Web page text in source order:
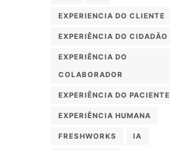
EXPERIENCIA DO CLIENTE
EXPERIÊNCIA DO CIDADÃO
EXPERIÊNCIA DO
COLABORADOR
EXPERIÊNCIA DO PACIENTE
EXPERIÊNCIA HUMANA
FRESHWORKS IA